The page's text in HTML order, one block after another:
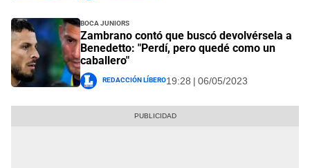
Boca Juniors
Zambrano contó que buscó devolvérsela a
Benedetto: "Perdí, pero quedé como un
caballero"
Redacción Líbero19:28 | 06/05/2023